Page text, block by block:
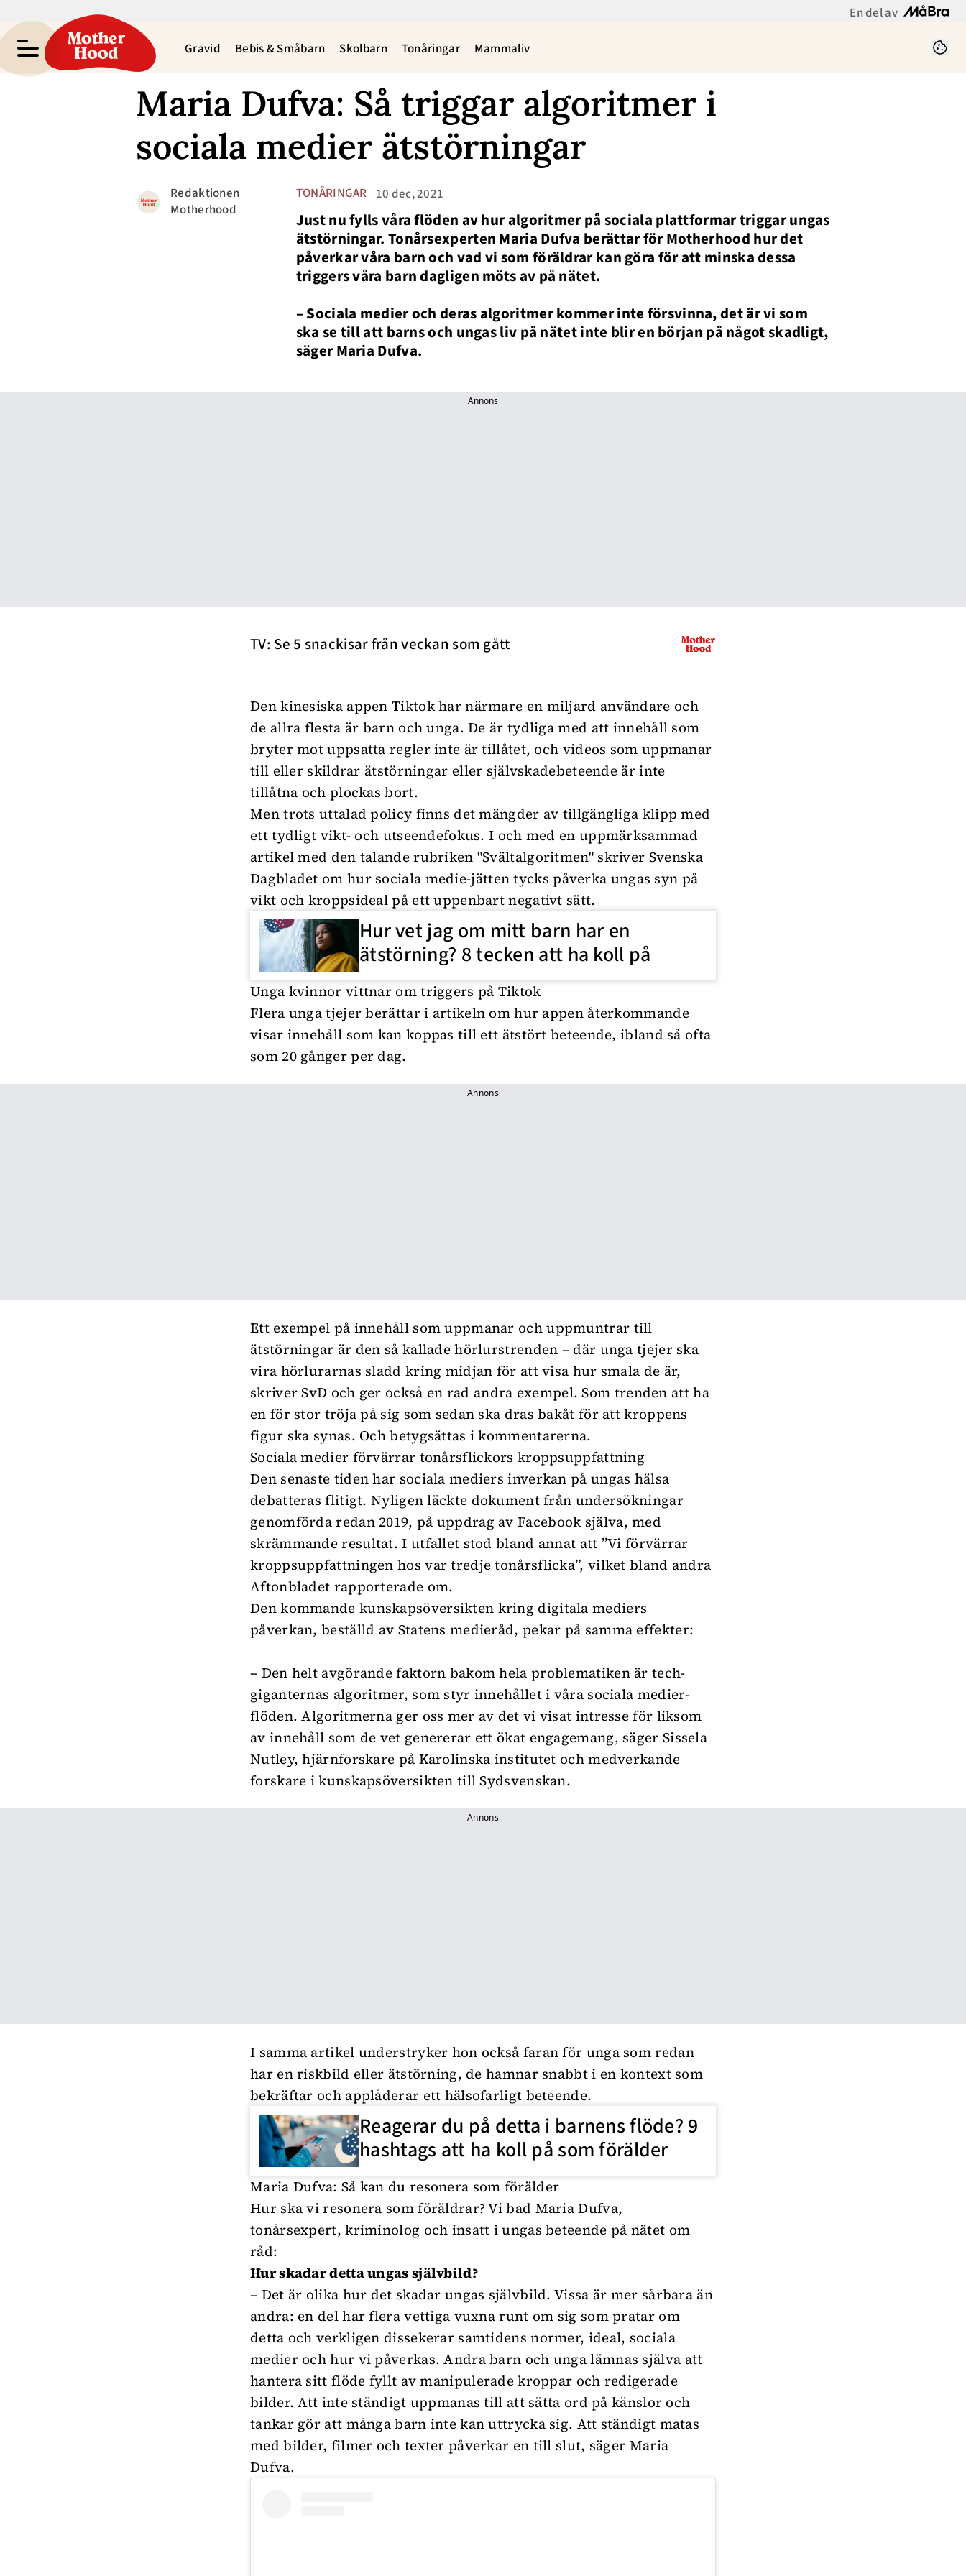
En del av
Gravid Bebis & Småbarn Skolbarn Tonåringar Mammaliv
Maria Dufva: Så triggar algoritmer i
sociala medier ätstörningar
TONÅRINGAR 10 dec, 2021
Redaktionen
Motherhood
Just nu fylls våra flöden av hur algoritmer på sociala plattformar triggar ungas
ätstörningar. Tonårsexperten Maria Dufva berättar för Motherhood hur det
påverkar våra barn och vad vi som föräldrar kan göra för att minska dessa
triggers våra barn dagligen möts av på nätet.
– Sociala medier och deras algoritmer kommer inte försvinna, det är vi som
ska se till att barns och ungas liv på nätet inte blir en början på något skadligt,
säger Maria Dufva.
Annons
TV: Se 5 snackisar från veckan som gått
Den kinesiska appen Tiktok har närmare en miljard användare och
de allra flesta är barn och unga. De är tydliga med att innehåll som
bryter mot uppsatta regler inte är tillåtet, och videos som uppmanar
till eller skildrar ätstörningar eller självskadebeteende ärinte
tillåtna och plockas bort.
Men trots uttalad policy finns det mängder av tillgängliga klipp med
ett tydligt vikt- och utseendefokus. I och med en uppmärksammad
artikel med den talande rubriken "Svältalgoritmen" skriver Svenska
Dagbladet om hur sociala medie-jätten tycks påverka ungas syn på
vikt och kroppsideal på ett uppenbart negativt sätt.
Hur vet jag om mitt barn har en
ätstörning? 8 tecken att ha koll på
Unga kvinnor vittnar om triggers på Tiktok
Flera unga tjejer berättar i artikeln om hur appen återkommande
visar innehåll som kan koppas till ett ätstört beteende, ibland så ofta
som 20 gånger per dag.
Annons
Ett exempel på innehåll som uppmanar och uppmuntrar till
ätstörningar är den så kallade hörlurstrenden – där unga tjejer ska
vira hörlurarnas sladd kring midjan för att visa hur smala de är,
skriverSvD och ger också en rad andra exempel. Som trenden att ha
en för stor tröja på sig som sedan ska dras bakåt för att kroppens
figur ska synas. Och betygsättas i kommentarerna.
Sociala medier förvärrar tonårsflickors kroppsuppfattning
Den senaste tiden har sociala mediers inverkan på ungas hälsa
debatteras flitigt. Nyligen läckte dokument från undersökningar
genomförda redan 2019, på uppdrag av Facebook själva, med
skrämmande resultat. I utfallet stod bland annat att ”Vi förvärrar
kroppsuppfattningen hos var tredje tonårsflicka”, vilket bland andra
Aftonbladet rapporterade om.
Den kommande kunskapsöversikten kring digitala mediers
påverkan, beställd av Statens medieråd, pekar på samma effekter:
– Den helt avgörande faktorn bakom hela problematiken är tech-
giganternas algoritmer, som styr innehållet i våra sociala medier-
flöden. Algoritmerna ger oss mer av det vi visat intresse för liksom
av innehåll som de vet genererar ett ökat engagemang, säger Sissela
Nutley, hjärnforskare på Karolinska institutet och medverkande
forskare i kunskapsöversikten till Sydsvenskan.
Annons
I samma artikel understryker hon också faran för unga som redan
har en riskbild eller ätstörning, de hamnar snabbt i en kontext som
bekräftar och applåderar ett hälsofarligt beteende.
Reagerar du på detta i barnens flöde? 9
hashtags att ha koll på som förälder
Maria Dufva: Så kan du resonera som förälder
Hur ska vi resonera som föräldrar? Vi bad Maria Dufva,
tonårsexpert, kriminolog och insatt i ungas beteende på nätet om
råd:
Hur skadar detta ungas självbild?
– Det är olika hur det skadar ungas självbild. Vissa är mer sårbara än
andra: en del har flera vettiga vuxna runt om sig som pratar om
detta och verkligen dissekerar samtidens normer, ideal, sociala
medier och hur vi påverkas. Andra barn och unga lämnas själva att
hantera sitt flöde fyllt av manipulerade kroppar och redigerade
bilder. Att inte ständigt uppmanas till att sätta ord på känslor och
tankar gör att många barn inte kan uttrycka sig. Att ständigt matas
med bilder, filmer och texter påverkar en till slut, säger Maria
Dufva.